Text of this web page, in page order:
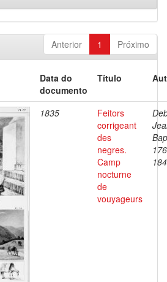
Anterior 1 Próximo
Data do
documento
Título
1835
Feitors
corrigeant
des
negres.
Camp
nocturne
de
vouyageurs